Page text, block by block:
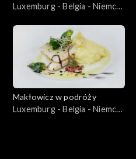
Luxemburg - Belgia - Niemcy
Makłowicz w podróży
Luxemburg - Belgia - Niemcy